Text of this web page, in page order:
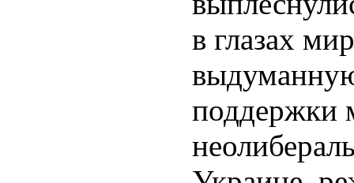
в глазах
поддержки